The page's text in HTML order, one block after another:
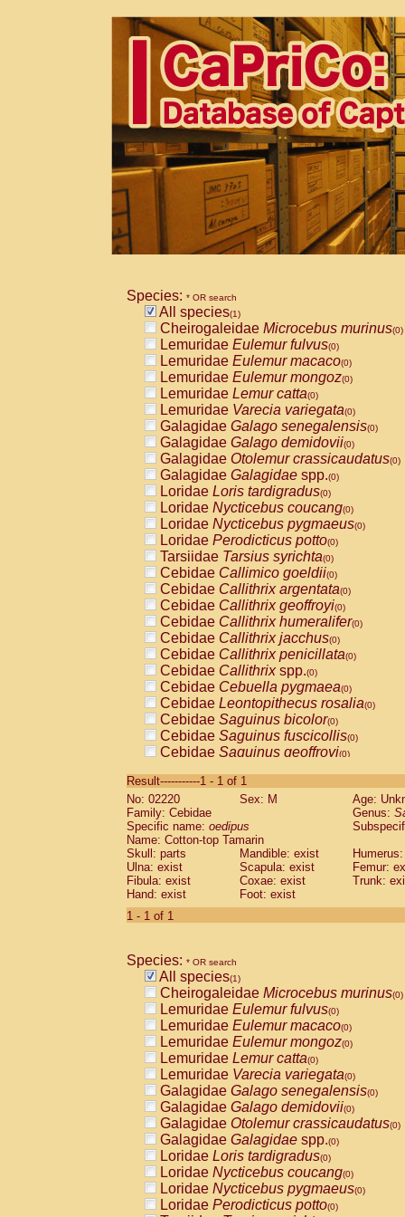
Species: * OR search
All species(1)
Cheirogaleidae Microcebus murinus(0)
Lemuridae Eulemur fulvus(0)
Lemuridae Eulemur macaco(0)
Lemuridae Eulemur mongoz(0)
Lemuridae Lemur catta(0)
Lemuridae Varecia variegata(0)
Galagidae Galago senegalensis(0)
Galagidae Galago demidovii(0)
Galagidae Otolemur crassicaudatus(0)
Galagidae Galagidae spp.(0)
Loridae Loris tardigradus(0)
Loridae Nycticebus coucang(0)
Loridae Nycticebus pygmaeus(0)
Loridae Perodicticus potto(0)
Tarsiidae Tarsius syrichta(0)
Cebidae Callimico goeldii(0)
Cebidae Callithrix argentata(0)
Cebidae Callithrix geoffroyi(0)
Cebidae Callithrix humeralifer(0)
Cebidae Callithrix jacchus(0)
Cebidae Callithrix penicillata(0)
Cebidae Callithrixspp.(0)
Cebidae Cebuella pygmaea(0)
Cebidae Leontopithecus rosalia(0)
Cebidae Saguinus bicolor(0)
Cebidae Saguinus fuscicollis(0)
Cebidae Saguinus geoffroyi(0)
CebidaeSaguinus labiatus(0)
Cebidae Saguinus leucopus (0)
Cebidae
CebidaeSaguinus mystax
Cebidae Saguinus nigricollis (0)
Cebidae Saguinus oedipus
Cebidae Saguinus weddelli
Cebidae Saguinusspp.
Cebidae
CebidaeCebus capucinus
CebidaeCebus nigrivittatus
CebidaeCebus spp.(0)
CebidaeSaimiri boliviensis(0)
CebidaeSaimiri sciureus(0)
AtelidaeAlouatta caraya(0)
AtelidaeAlouatta fusca(0)
AtelidaeAlouatta seniculus(0)
AtelidaeAlouattaspp.(0)
AtelidaeAteles belzebuth(0)
AtelidaeAteles geoffroyi(0)
AtelidaeAteles paniscus(0)
AtelidaeAtelesspp.(0)
AtelidaeLagothrix lagothricha(0)
AtelidaeLagothrix lagothricha cana
PitheciidaeCacajao calvus
Result-----------1 - 1 of 1
No: 02220
Sex: M
Age:
Family: Cebidae
Genus:
Specific name: oedipus
Name: Cotton-top Tamarin
Skull: parts
Mandible: exist
Ulna: exist
Scapula: exist
Femur:
Fibula: exist
Coxae: exist
Trunk:
Hand: exist
Foot: exist
1 - 1 of 1
Species: * OR search
All species(1)
Cheirogaleidae Microcebus murinus(0)
Lemuridae Eulemur fulvus(0)
Lemuridae Eulemur macaco(0)
Lemuridae Eulemur mongoz(0)
Lemuridae Lemur catta(0)
Lemuridae Varecia variegata(0)
Galagidae Galago senegalensis(0)
Galagidae Galago demidovii(0)
Galagidae Otolemur crassicaudatus(0)
Galagidae Galagidae spp.(0)
Loridae Loris tardigradus(0)
Loridae Nycticebus coucang(0)
Loridae Nycticebus pygmaeus(0)
Loridae Perodicticus potto(0)